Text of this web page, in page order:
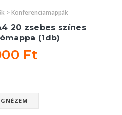
> Konferenciamappák
20 zsebes színes
(1db)
Ft